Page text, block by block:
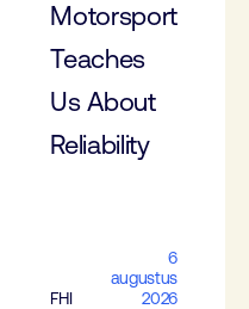
Motorsport
Teaches
Us About
Reliability
FHI
6
augustus
2026